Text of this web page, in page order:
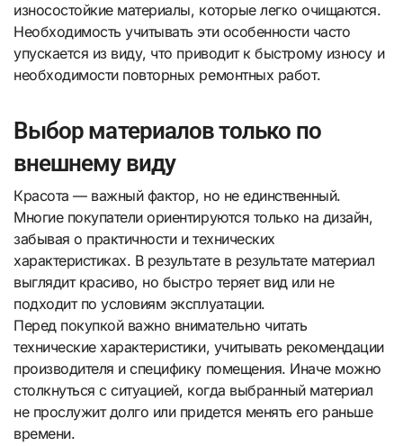
износостойкие материалы, которые легко очищаются.
Необходимость учитывать эти особенности часто
упускается из виду, что приводит к быстрому износу и
необходимости повторных ремонтных работ.
Выбор материалов только по
внешнему виду
Красота — важный фактор, но не единственный.
Многие покупатели ориентируются только на дизайн,
забывая о практичности и технических
характеристиках. В результате в результате материал
выглядит красиво, но быстро теряет вид или не
подходит по условиям эксплуатации.
Перед покупкой важно внимательно читать
технические характеристики, учитывать рекомендации
производителя и специфику помещения. Иначе можно
столкнуться с ситуацией, когда выбранный материал
не прослужит долго или придется менять его раньше
времени.